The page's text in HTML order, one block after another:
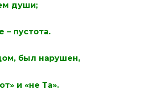
души;
– пустота.
был нарушен,
и «не Та».